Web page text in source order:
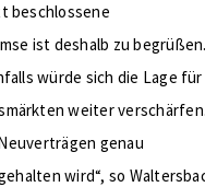
beschlossene
ist deshalb zu begrüßen.
würde sich die Lage für
weiter verschärfen.
genau
wird“, so